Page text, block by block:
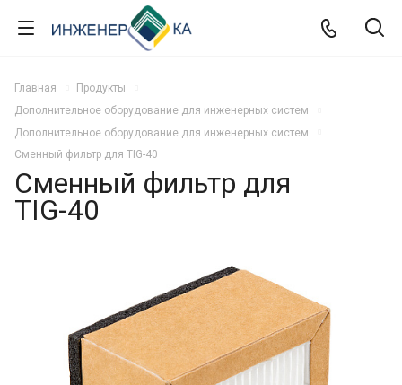
Главная
Продукты
Дополнительное оборудование для инженерных систем
Дополнительное оборудование для инженерных систем
Сменный фильтр для TIG-40
Сменный фильтр для
TIG-40